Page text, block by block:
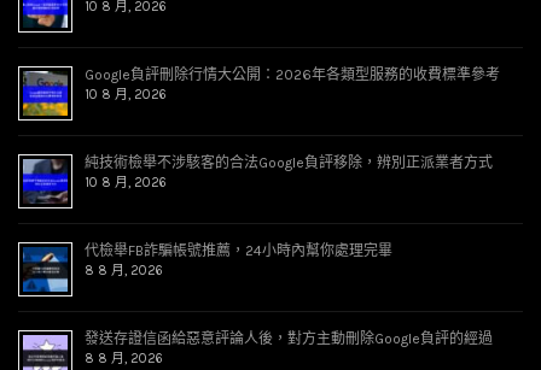
10 8 月, 2026
Google負評刪除行情大公開：2026年各類型服務的收費標準參考
10 8 月, 2026
純技術檢舉不涉駭客的合法Google負評移除，辨別正派業者方式
10 8 月, 2026
代檢舉FB詐騙帳號推薦，24小時內幫你處理完畢
8 8 月, 2026
發送存證信函給惡意評論人後，對方主動刪除Google負評的經過
8 8 月, 2026